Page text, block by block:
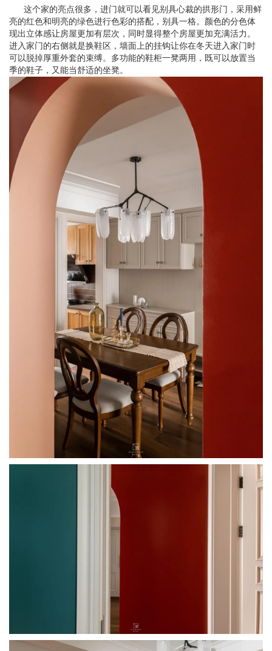
这个家的亮点很多，进门就可以看见别具心裁的拱形门，采用鲜
亮的红色和明亮的绿色进行色彩的搭配，别具一格。颜色的分色体
现出立体感让房屋更加有层次，同时显得整个房屋更加充满活力。
进入家门的右侧就是换鞋区，墙面上的挂钩让你在冬天进入家门时
可以脱掉厚重外套的束缚。多功能的鞋柜一凳两用，既可以放置当
季的鞋子，又能当舒适的坐凳。